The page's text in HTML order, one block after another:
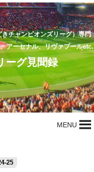
チャンピオンズリーグ）専門
アーセナル、リヴァプールetc.
ーグ見聞録
MENU
25